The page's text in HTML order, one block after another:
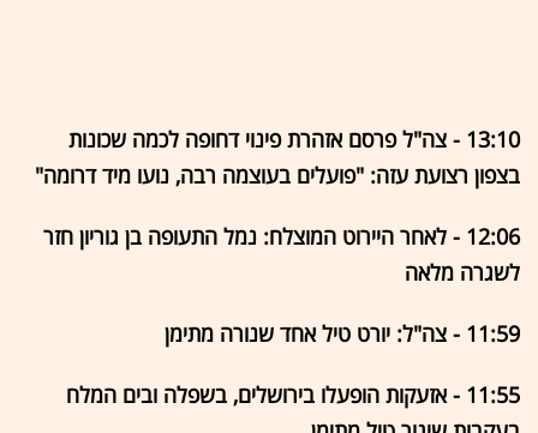
13:10 - צה"ל פרסם אזהרת פינוי דחופה לכמה שכונות
בצפון רצועת עזה: "פועלים בעוצמה רבה, נועו מיד דרומה"
12:06 - לאחר היירוט המוצלח: נמל התעופה בן גוריון חזר
לשגרה מלאה
11:59 - צה"ל: יורט טיל אחד שנורה מתימן
11:55 - אזעקות הופעלו בירושלים, בשפלה ובים המלח